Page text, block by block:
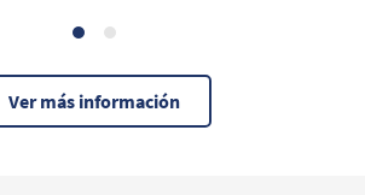
Ver más información